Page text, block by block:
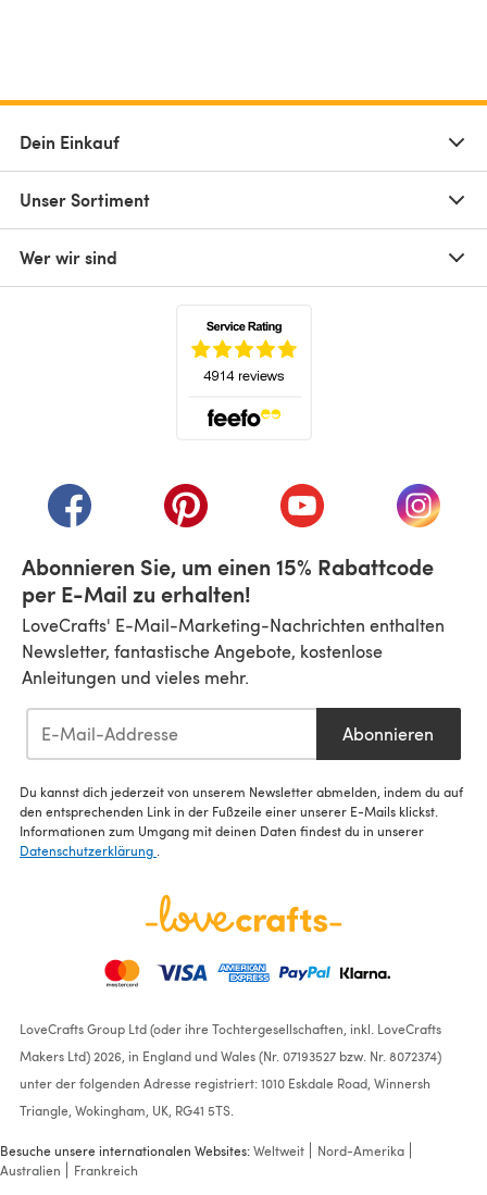
Dein Einkauf
Unser Sortiment
Wer wir sind
(öffnet sich in einem neuen Tab)
(öffnet sich in einem neuen Tab)
(öffnet sich in einem
(öffnet
Abonnieren Sie, um einen 15% Rabattcode
per E-Mail zu erhalten!
LoveCrafts' E-Mail-Marketing-Nachrichten enthalten
Newsletter, fantastische Angebote, kostenlose
Anleitungen und vieles mehr.
Abonnieren
Du kannst dich jederzeit von unserem Newsletter abmelden, indem du auf
den entsprechenden Link in der Fußzeile einer unserer E-Mails klickst.
Informationen zum Umgang mit deinen Daten findest du in unserer
Datenschutzerklärung
LoveCrafts Group Ltd (oder ihre Tochtergesellschaften, inkl. LoveCrafts
Makers Ltd) 2026, in England und Wales (Nr. 07193527 bzw. Nr. 8072374)
unter der folgenden Adresse registriert: 1010 Eskdale Road, Winnersh
Triangle, Wokingham, UK, RG41 5TS.
Besuche unsere internationalen Websites:Weltweit
Nord-Amerika
Australien
Frankreich